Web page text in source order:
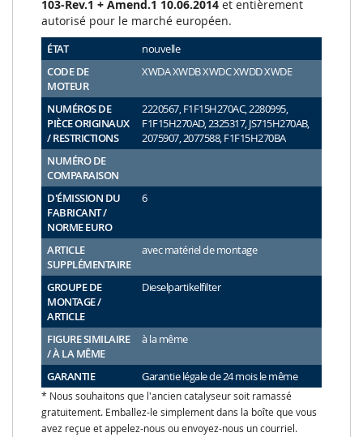
103-Rev.1 + Amend.1 10.06.2014 et entièrement
autorisé pour le marché européen.
ÉTAT
nouvelle
CODE DE
MOTEUR
XWDA XWDB XWDC XWDD XWDE
NUMÉROS DE
PIÈCE ORIGINAUX
/ RESTRICTIONS
2220567, F1F15H270AC, 2280995,
F1F15H270AD, 2325317, JS715H270AB,
2075907, 2077588, F1F15H270BA
NUMÉRO DE
COMPARAISON
D'ÉMISSION DU
FABRICANT /
NORME EURO
6
ARTICLE
SUPPLÉMENTAIRE
avec matériel de montage
GROUPE DE
MONTAGE /
ARTICLE
Dieselpartikelfilter
FIGURE SIMILAIRE
/ À LA MÊME
à la même
GARANTIE Garantie légale de 24 mois le même
* Nous souhaitons que l'ancien catalyseur soit ramassé
gratuitement. Emballez-le simplement dans la boîte que vous
avez reçue et appelez-nous ou envoyez-nous un courriel.